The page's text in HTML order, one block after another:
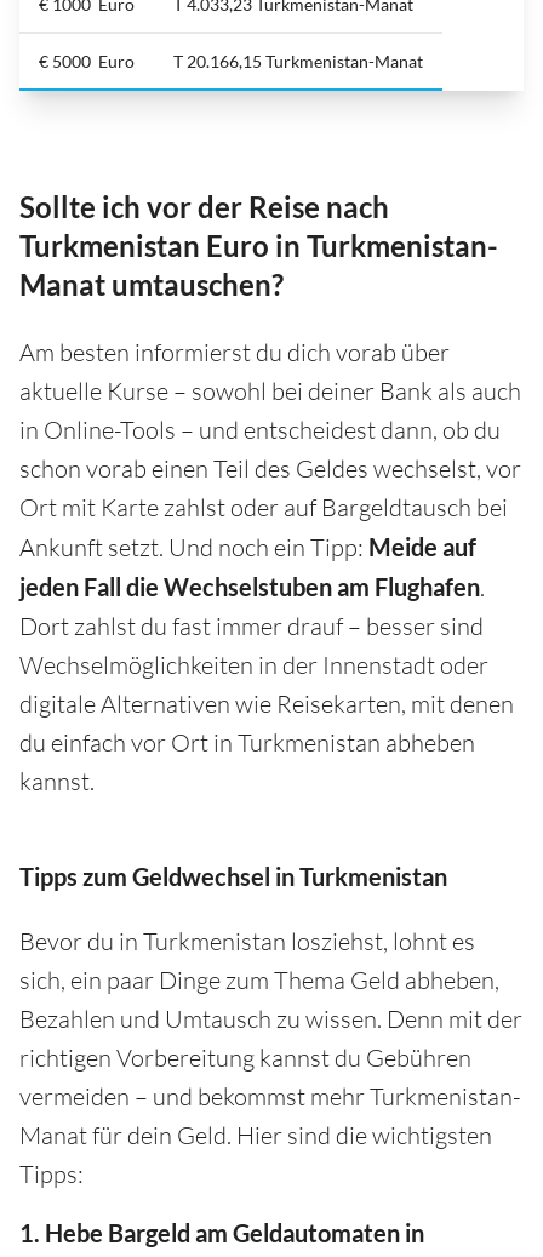
€ 1000 Euro T 4.033,23 Turkmenistan-Manat
€ 5000 Euro T 20.166,15 Turkmenistan-Manat
Sollte ich vor der Reise nach
Turkmenistan Euro in Turkmenistan-
Manat umtauschen?
Am besten informierst du dich vorab über
aktuelle Kurse – sowohl bei deiner Bank als auch
in Online-Tools – und entscheidest dann, ob du
schon vorab einen Teil des Geldes wechselst, vor
Ort mit Karte zahlst oder auf Bargeldtausch bei
Ankunft setzt. Und noch ein Tipp: Meide auf
jeden Fall die Wechselstuben am Flughafen.
Dort zahlst du fast immer drauf – besser sind
Wechselmöglichkeiten in der Innenstadt oder
digitale Alternativen wie Reisekarten, mit denen
du einfach vor Ort in Turkmenistan abheben
kannst.
Tipps zum Geldwechsel in Turkmenistan
Bevor du in Turkmenistan losziehst, lohnt es
sich, ein paar Dinge zum Thema Geld abheben,
Bezahlen und Umtausch zu wissen. Denn mit der
richtigen Vorbereitung kannst du Gebühren
vermeiden – und bekommst mehr Turkmenistan-
Manat für dein Geld. Hier sind die wichtigsten
Tipps:
1. Hebe Bargeld am Geldautomaten in